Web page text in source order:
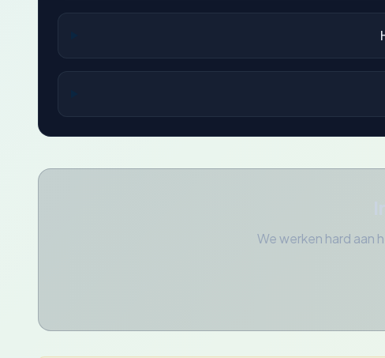
We werken hard aan